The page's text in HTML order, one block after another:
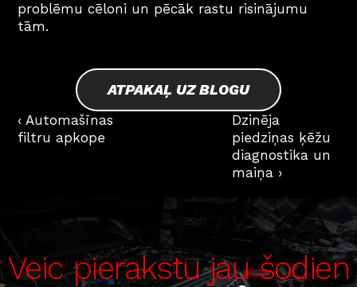
problēmu cēloni un pēcāk rastu risinājumu
tām.
ATPAKAĻ UZ BLOGU
‹ Automašīnas
filtru apkope
Dzinēja
piedziņas ķēžu
diagnostika un
maiņa ›
Veic pierakstu jau šodien